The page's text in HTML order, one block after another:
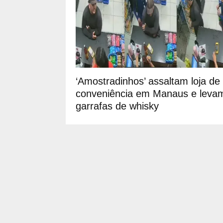
‘Amostradinhos’ assaltam loja de
conveniência em Manaus e
garrafas de whisky